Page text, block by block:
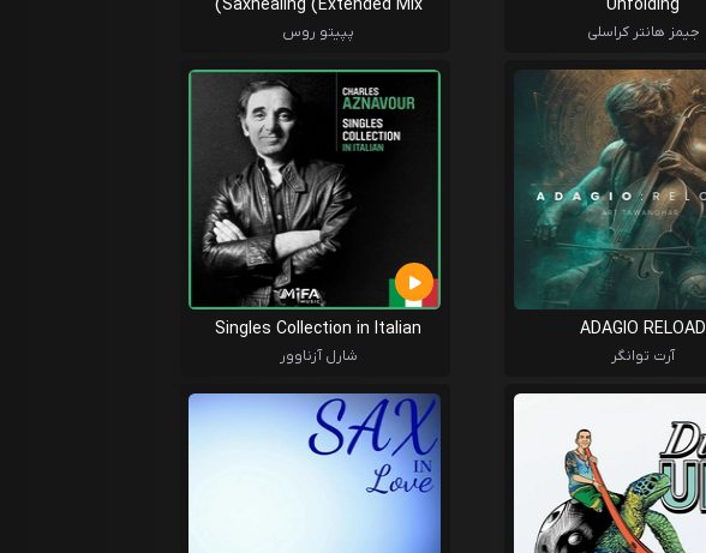
Unfolding
جیمز هانتر کراسلی
Saxhealing (Extended Mix)
پپیتو روس
ADAGIO RELOAD
آرت توانگر
Singles Collection in Italian
شارل آزناوور